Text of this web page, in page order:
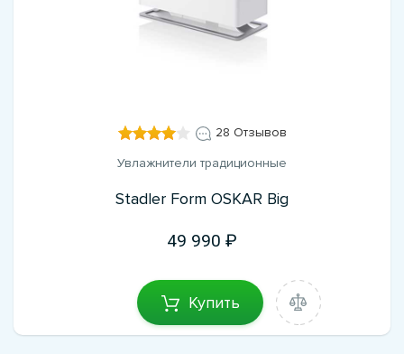
28 Отзывов
Увлажнители традиционные
Stadler Form OSKAR Big
49 990
Купить